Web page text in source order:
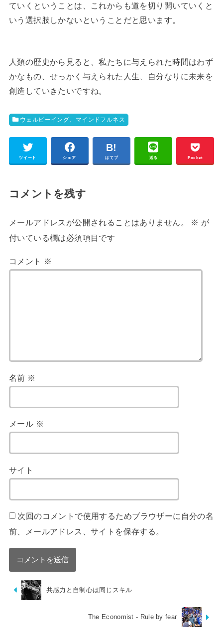
ていくということは、これからも道を切り開いていくと
いう選択肢しかないということだと思います。
人類の歴史から見ると、私たちに与えられた時間はわず
かなもの、せっかく与えられた人生、自分なりに未来を
創造していきたいですね。
ウェルビーイング、マインドフルネス
ツイート シェア はてブ 送る Pocket
コメントを残す
メールアドレスが公開されることはありません。 ※ が
付いている欄は必須項目です
コメント ※
名前 ※
メール ※
サイト
次回のコメントで使用するためブラウザーに自分の名
前、メールアドレス、サイトを保存する。
共感力と自制心は同じスキル
The Economist - Rule by fear